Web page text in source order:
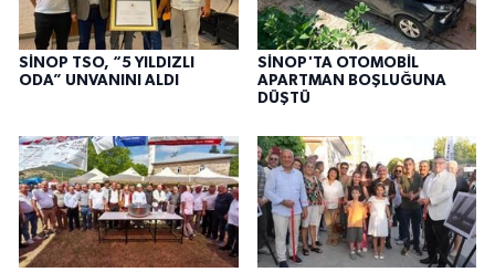
SİNOP TSO, “5 YILDIZLI
ODA” UNVANINI ALDI
SİNOP'TA OTOMOBİL
APARTMAN BOŞLUĞUNA
DÜŞTÜ